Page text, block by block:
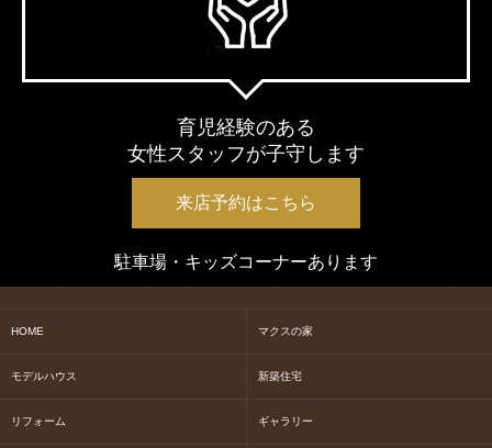
育児経験のある
女性スタッフが子守します
来店予約はこちら
駐車場・キッズコーナーあります
HOME マクスの家
モデルハウス 新築住宅
リフォーム ギャラリー